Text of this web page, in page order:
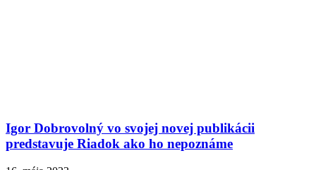
Igor Dobrovolný vo svojej novej publikácii
predstavuje Riadok ako ho nepoznáme